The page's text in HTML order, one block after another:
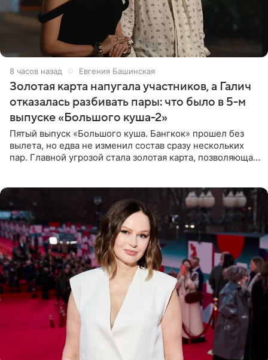
8 часов назад Евгения Башинская
Золотая карта напугала участников, а Галич
отказалась разбивать пары: что было в 5-м
выпуске «Большого куша-2»
Пятый выпуск «Большого куша. Бангкок» прошел без
вылета, но едва не изменил состав сразу нескольких
пар. Главной угрозой стала золотая карта, позволяющая